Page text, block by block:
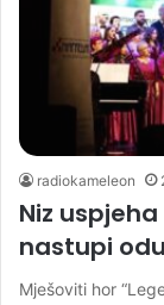
radiokameleon
Niz
nastupi
Mješoviti hor